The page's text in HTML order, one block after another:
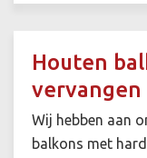
Houten
vervangen
Wij hebben aan
balkons met